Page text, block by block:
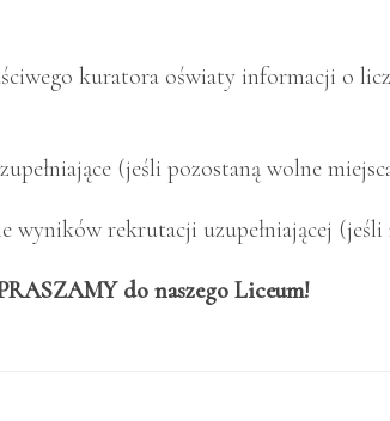
kuratora oświaty informacji o
(jeśli pozostaną wolne
wyników rekrutacji uzupełniającej (jeśli
do naszego Liceum!